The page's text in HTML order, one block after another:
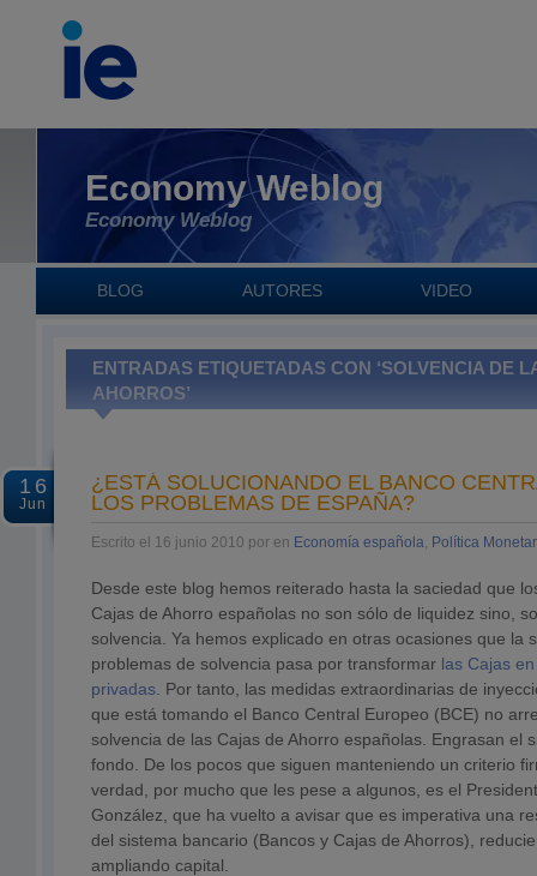
Economy Weblog
Economy Weblog
BLOG AUTORES VIDEO
ENTRADAS ETIQUETADAS CON ‘SOLVENCIA DE
AHORROS’
16
Jun
¿ESTÁ SOLUCIONANDO EL BANCO
LOS PROBLEMAS DE ESPAÑA?
Escrito el 16 junio 2010 por en Economía española, Política
Desde este blog hemos reiterado hasta la saciedad que
Cajas de Ahorro españolas no son sólo de liquidez sino,
solvencia. Ya hemos explicado en otras ocasiones que la
problemas de solvencia pasa por transformar las Cajas
privadas. Por tanto, las medidas extraordinarias de
que está tomando el Banco Central Europeo (BCE) no
solvencia de las Cajas de Ahorro españolas. Engrasan el
fondo. De los pocos que siguen manteniendo un criterio
verdad, por mucho que les pese a algunos, es el
González, que ha vuelto a avisar que es imperativa una
del sistema bancario (Bancos y Cajas de Ahorros),
ampliando capital.